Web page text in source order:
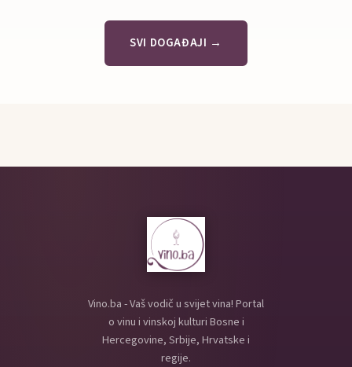
SVI DOGAĐAJI →
Vino.ba - Vaš vodič u svijet vina! Portal
o vinu i vinskoj kulturi Bosne i
Hercegovine, Srbije, Hrvatske i
regije.